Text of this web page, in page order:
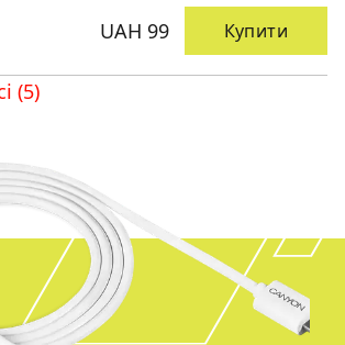
UAH 99 Купити
(5)